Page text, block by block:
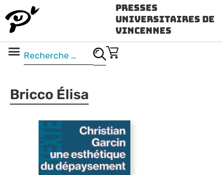
Presses
Universitaires de
Vincennes
Bricco Élisa